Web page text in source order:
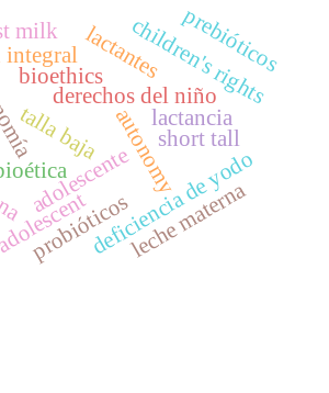
derechos del niño
integral
adolescente
bioethics
autonomy
children's rights
deficiencia de yodo
lactancia
leche materna
breast milk
talla baja short tall
lactantes prebióticos
probióticos